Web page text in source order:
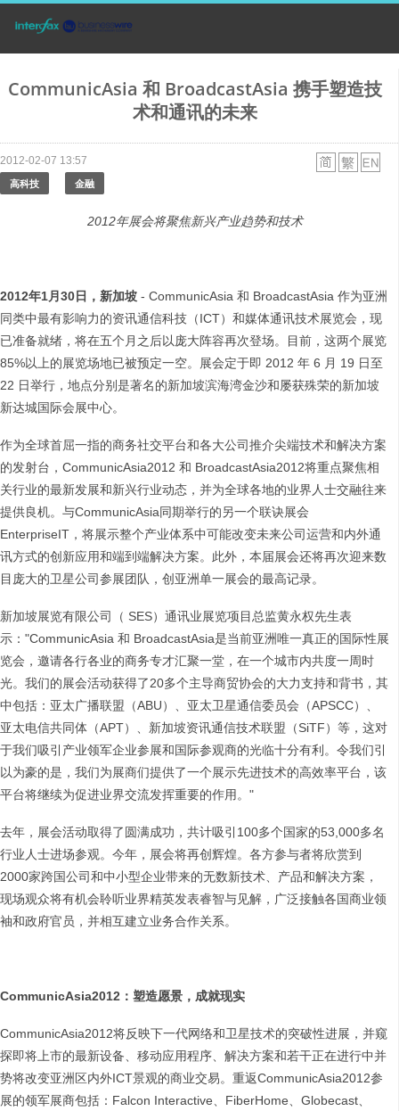
CommunicAsia 和 BroadcastAsia 携手塑造技
术和通讯的未来
2012-02-07 13:57
高科技 金融
2012年展会将聚焦新兴产业趋势和技术
2012年1月 30日 ， 新加坡 - CommunicAsia 和 BroadcastAsia 作为亚洲
同类中最有影响力的资讯通信科技（ICT）和媒体通讯技术展览会，现
已准备就绪，将在五个月之后以庞大阵容再次登场。目前，这两个展览
85%以上的展览场地已被预定一空。展会定于即 2012 年 6 月 19 日至
22 日举行，地点分别是著名的新加坡滨海湾金沙和屡获殊荣的新加坡
新达城国际会展中心。
作为全球首屈一指的商务社交平台和各大公司推介尖端技术和解决方案
的发射台，CommunicAsia2012 和 BroadcastAsia2012将重点聚焦相
关行业的最新发展和新兴行业动态，并为全球各地的业界人士交融往来
提供良机。与CommunicAsia同期举行的另一个联诀展会
EnterpriseIT，将展示整个产业体系中可能改变未来公司运营和内外通
讯方式的创新应用和端到端解决方案。此外，本届展会还将再次迎来数
目庞大的卫星公司参展团队，创亚洲单一展会的最高记录。
新加坡展览有限公司（ SES）通讯业展览项目总监黄永权先生表
示："CommunicAsia 和 BroadcastAsia是当前亚洲唯一真正的国际性展
览会，邀请各行各业的商务专才汇聚一堂，在一个城市内共度一周时
光。我们的展会活动获得了20多个主导商贸协会的大力支持和背书，其
中包括：亚太广播联盟（ABU）、亚太卫星通信委员会（APSCC）、
亚太电信共同体（APT）、新加坡资讯通信技术联盟（SiTF）等，这对
于我们吸引产业领军企业参展和国际参观商的光临十分有利。令我们引
以为豪的是，我们为展商们提供了一个展示先进技术的高效率平台，该
平台将继续为促进业界交流发挥重要的作用。"
去年，展会活动取得了圆满成功，共计吸引100多个国家的53,000多名
行业人士进场参观。今年，展会将再创辉煌。各方参与者将欣赏到
2000家跨国公司和中小型企业带来的无数新技术、产品和解决方案，
现场观众将有机会聆听业界精英发表睿智与见解，广泛接触各国商业领
袖和政府官员，并相互建立业务合作关系。
CommunicAsia2012 ：塑造愿景，成就现实
CommunicAsia2012将反映下一代网络和卫星技术的突破性进展，并窥
探即将上市的最新设备、移动应用程序、解决方案和若干正在进行中并
势将改变亚洲区内外ICT景观的商业交易。重返CommunicAsia2012参
展的领军展商包括：Falcon Interactive、FiberHome、Globecast、